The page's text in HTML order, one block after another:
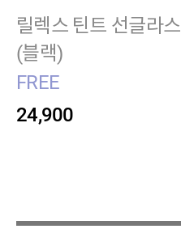
릴렉스 틴트 선글라스
(블랙)
FREE
24,900